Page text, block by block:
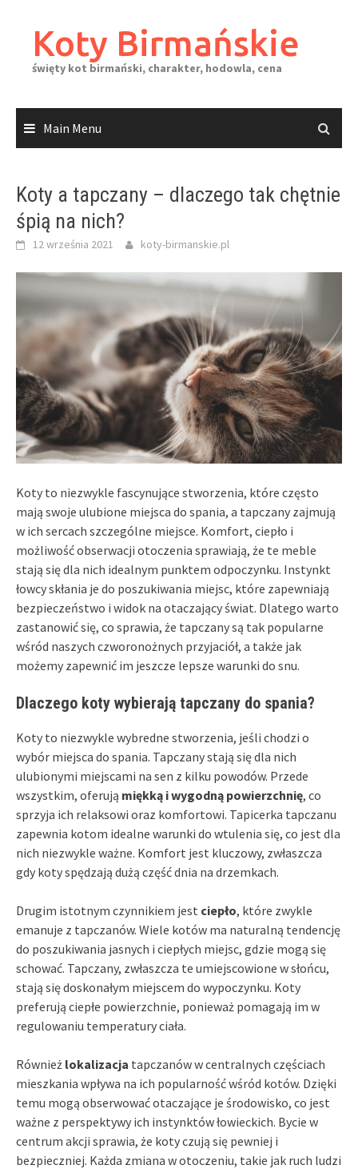
contentKoty Birmańskie
święty kot birmański, charakter, hodowla, cena
Main Menu
Koty a tapczany – dlaczego tak chętnie
śpią na nich?
12 września 2021 koty-birmanskie.pl
Koty to niezwykle fascynujące stworzenia, które często
mają swoje ulubione miejsca do spania, a tapczany zajmują
w ich sercach szczególne miejsce. Komfort, ciepło i
możliwość obserwacji otoczenia sprawiają, że te meble
stają się dla nich idealnym punktem odpoczynku. Instynkt
łowcy skłania je do poszukiwania miejsc, które zapewniają
bezpieczeństwo i widok na otaczający świat. Dlatego warto
zastanowić się, co sprawia, że tapczany są tak popularne
wśród naszych czworonożnych przyjaciół, a także jak
możemy zapewnić im jeszcze lepsze warunki do snu.
Dlaczego koty wybierają tapczany do spania?
Koty to niezwykle wybredne stworzenia, jeśli chodzi o
wybór miejsca do spania. Tapczany stają się dla nich
ulubionymi miejscami na sen z kilku powodów. Przede
wszystkim, oferują miękką i wygodną powierzchnię, co
sprzyja ich relaksowi oraz komfortowi. Tapicerka tapczanu
zapewnia kotom idealne warunki do wtulenia się, co jest dla
nich niezwykle ważne. Komfort jest kluczowy, zwłaszcza
gdy koty spędzają dużą część dnia na drzemkach.
Drugim istotnym czynnikiem jest ciepło, które zwykle
emanuje z tapczanów. Wiele kotów ma naturalną tendencję
do poszukiwania jasnych i ciepłych miejsc, gdzie mogą się
schować. Tapczany, zwłaszcza te umiejscowione w słońcu,
stają się doskonałym miejscem do wypoczynku. Koty
preferują ciepłe powierzchnie, ponieważ pomagają im w
regulowaniu temperatury ciała.
Również lokalizacja tapczanów w centralnych częściach
mieszkania wpływa na ich popularność wśród kotów. Dzięki
temu mogą obserwować otaczające je środowisko, co jest
ważne z perspektywy ich instynktów łowieckich. Bycie w
centrum akcji sprawia, że koty czują się pewniej i
bezpieczniej. Każda zmiana w otoczeniu, takie jak ruch ludzi